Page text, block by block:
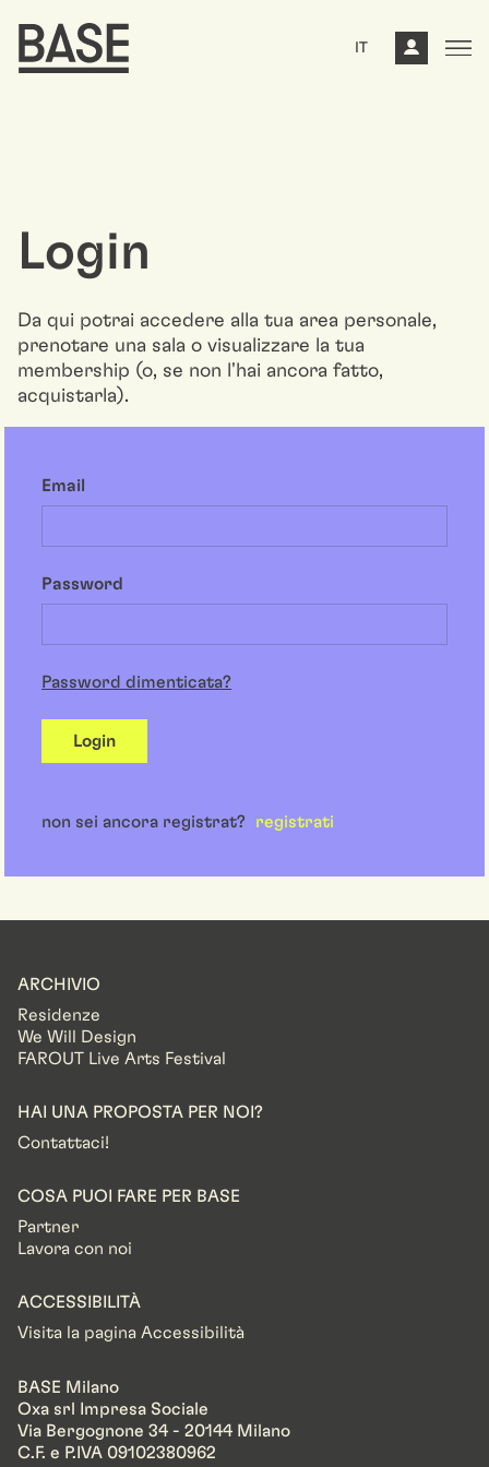
IT
Login
Da qui potrai accedere alla tua area personale,
prenotare una sala o visualizzare la tua
membership (o, se non l'hai ancora fatto,
acquistarla).
Email
Password
Password dimenticata?
Login
non sei ancora registrat? registrati
ARCHIVIO
Residenze
We Will Design
FAROUT Live Arts Festival
HAI UNA PROPOSTA PER NOI?
Contattaci!
COSA PUOI FARE PER BASE
Partner
Lavora con noi
ACCESSIBILITÀ
Visita la pagina Accessibilità
BASE Milano
Oxa srl Impresa Sociale
Via Bergognone 34 - 20144 Milano
C.F. e P.IVA 09102380962